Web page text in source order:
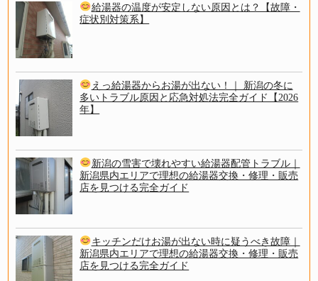
給湯器の温度が安定しない原因とは？【故障・
症状別対策系】
えっ給湯器からお湯が出ない！｜ 新潟の冬に
多いトラブル原因と応急対処法完全ガイド【2026
年】
新潟の雪害で壊れやすい給湯器配管トラブル｜
新潟県内エリアで理想の給湯器交換・修理・販売
店を見つける完全ガイド
キッチンだけお湯が出ない時に疑うべき故障｜
新潟県内エリアで理想の給湯器交換・修理・販売
店を見つける完全ガイド